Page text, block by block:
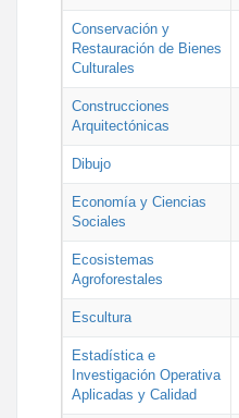
Conservación y
Restauración de Bienes
Culturales
Construcciones
Arquitectónicas
Dibujo
Economía y Ciencias
Sociales
Ecosistemas
Agroforestales
Escultura
Estadística e
Investigación Operativa
Aplicadas y Calidad